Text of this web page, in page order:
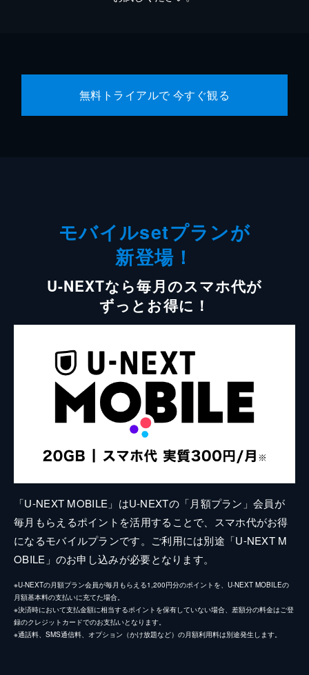
無料トライアルで 今すぐ観る
モバイルsetプランが
新登場！
U-NEXTなら毎月のスマホ代が
ずっとお得に！
「U-NEXT MOBILE」はU-NEXTの「月額プラン」会員が
毎月もらえるポイントを活用することで、スマホ代がお得
になるモバイルプランです。ご利用には別途「U-NEXT M
OBILE」のお申し込みが必要となります。
※U-NEXTの月額プラン会員が毎月もらえる1,200円分のポイントを、U-NEXT MOBILEの
月額基本料の支払いに充てた場合。
※決済時において支払金額に相当するポイントを保有していない場合、差額分の料金はご登
録のクレジットカードでのお支払いとなります。
※通話料、SMS通信料、オプション（かけ放題など）の月額利用料は別途発生します。